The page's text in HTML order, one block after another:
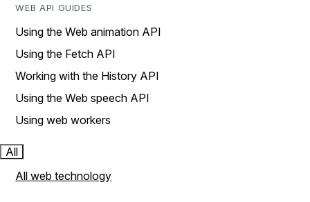
WEB API GUIDES
Using the Web animation API
Using the Fetch API
Working with the History API
Using the Web speech API
Using web workers
All
All web technology